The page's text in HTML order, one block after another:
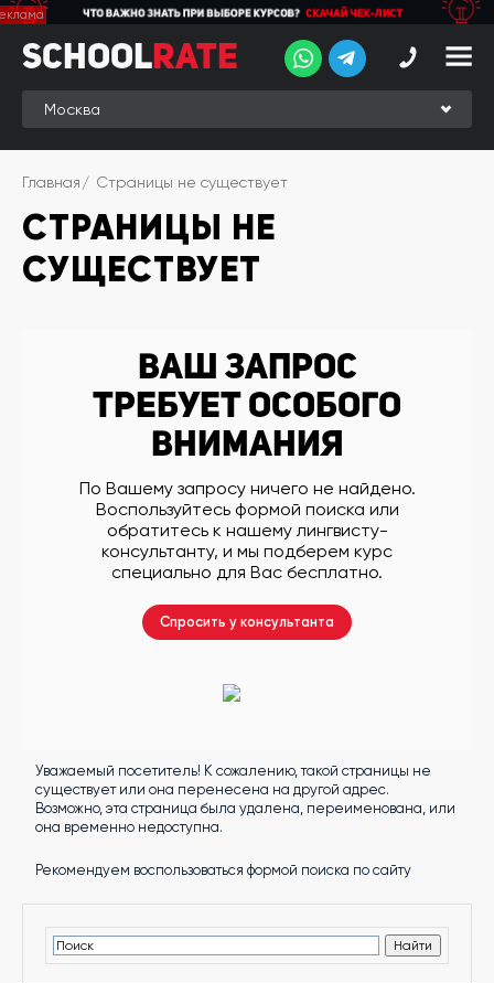
School
Rate
Рейтинг
Online-
рейтинг
Отзывы
студентов
английского
Выбрать
другой
город:
Москва
Помочь
выборе?
школу
SchoolRate
Главная Страницы не существует
СТРАНИЦЫ НЕ
СУЩЕСТВУЕТ
Ваш запрос
требует особого
внимания
По Вашему запросу ничего не найдено.
Воспользуйтесь формой поиска или
обратитесь к нашему лингвисту-
консультанту, и мы подберем курс
специально для Вас бесплатно.
Спросить у консультанта
Уважаемый посетитель! К сожалению, такой страницы не
существует или она перенесена на другой адрес.
Возможно, эта страница была удалена, переименована, или
она временно недоступна.
Рекомендуем воспользоваться формой поиска по сайту